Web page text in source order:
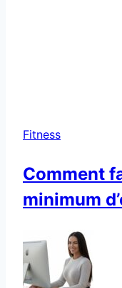
Fitness
Comment
minimum